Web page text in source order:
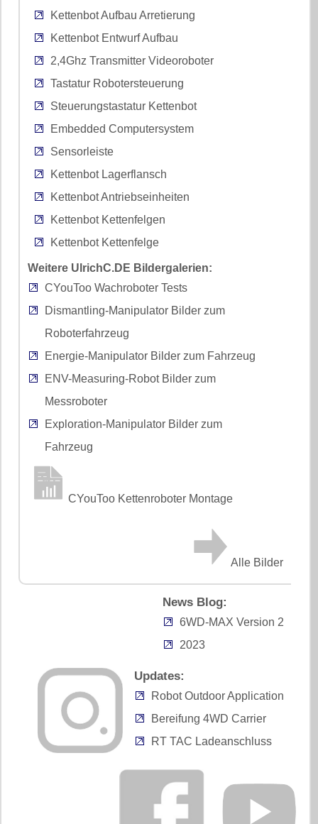
Kettenbot Aufbau Arretierung
Kettenbot Entwurf Aufbau
2,4Ghz Transmitter Videoroboter
Tastatur Robotersteuerung
Steuerungstastatur Kettenbot
Embedded Computersystem
Sensorleiste
Kettenbot Lagerflansch
Kettenbot Antriebseinheiten
Kettenbot Kettenfelgen
Kettenbot Kettenfelge
Weitere UlrichC.DE Bildergalerien:
CYouToo Wachroboter Tests
Dismantling-Manipulator Bilder zum
Roboterfahrzeug
Energie-Manipulator Bilder zum Fahrzeug
ENV-Measuring-Robot Bilder zum
Messroboter
Exploration-Manipulator Bilder zum
Fahrzeug
CYouToo Kettenroboter Montage
Alle Bilder
News Blog:
6WD-MAX Version 2
2023
Updates:
Robot Outdoor Application
Bereifung 4WD Carrier
RT TAC Ladeanschluss